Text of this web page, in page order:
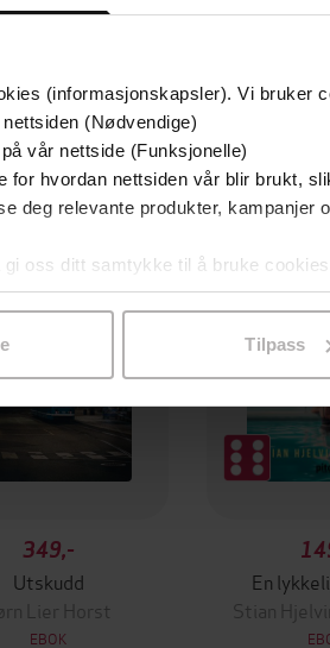
(informasjonskapsler). Vi bruker
(Nødvendige)
vår nettside (Funksjonelle)
for hvordan nettsiden vår blir brukt,
deg relevante produkter, kampanjer
gi oss ditt samtykke til å bruke
ved å klikke på «Tilpass». Du
Tilpass
på tilbud
349,-
Utskudd
Lier Horst
EBOK
Premium
En
Stian